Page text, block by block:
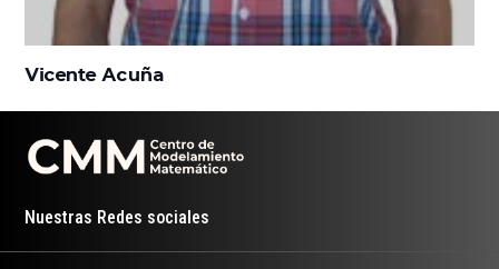
Vicente Acuña
Nuestras Redes sociales